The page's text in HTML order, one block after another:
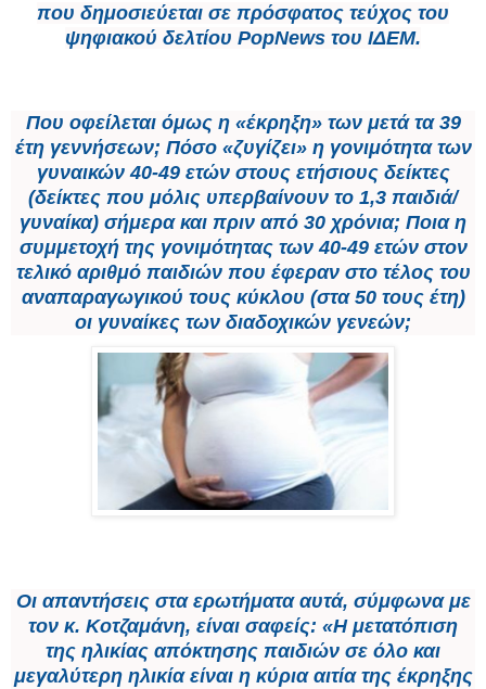
που δημοσιεύεται σε πρόσφατος τεύχος του
ψηφιακού δελτίου PopNews του ΙΔΕΜ.
Που οφείλεται όμως η «έκρηξη» των μετά τα 39
έτη γεννήσεων; Πόσο «ζυγίζει» η γονιμότητα των
γυναικών 40-49 ετών στους ετήσιους δείκτες
(δείκτες που μόλις υπερβαίνουν το 1,3 παιδιά/
γυναίκα) σήμερα και πριν από 30 χρόνια; Ποια η
συμμετοχή της γονιμότητας των 40-49 ετών στον
τελικό αριθμό παιδιών που έφεραν στο τέλος του
αναπαραγωγικού τους κύκλου (στα 50 τους έτη)
οι γυναίκες των διαδοχικών γενεών;
Οι απαντήσεις στα ερωτήματα αυτά, σύμφωνα με
τον κ. Κοτζαμάνη, είναι σαφείς: «Η μετατόπιση
της ηλικίας απόκτησης παιδιών σε όλο και
μεγαλύτερη ηλικία είναι η κύρια αιτία της έκρηξης